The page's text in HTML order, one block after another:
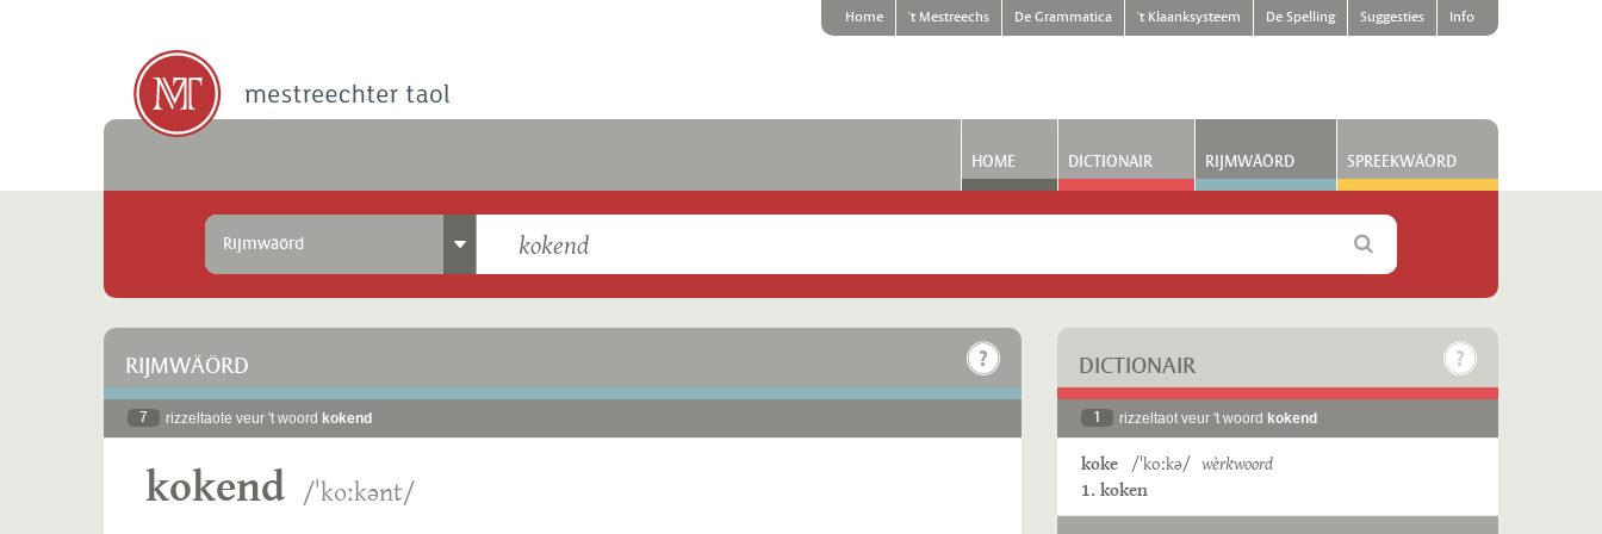
Home 't Mestreechs De Grammatica 't Klaanksysteem De Spelling Suggesties Info
HOME DICTIONAIR RIJMWÄÖRD SPREEKWÄÖRD
Rijmwäörd
RIJMWÄÖRD
7 rizzeltaote veur 't woord kokend
kokend /ˈkoːkənt/
DICTIONAIR
1 rizzeltaot veur 't woord kokend
koke /ˈkoːkə/ wèrkwoord
1. koken